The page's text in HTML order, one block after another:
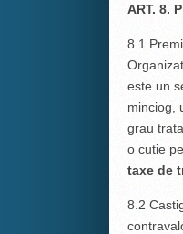
ART. 8.
8.1
este un
minciog,
grau
o cutie
taxe de
8.2